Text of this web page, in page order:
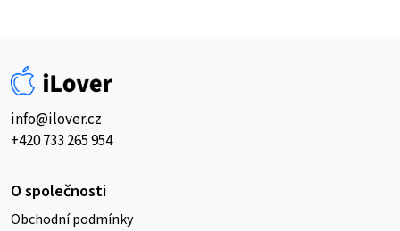
info@ilover.cz
+420 733 265 954
O společnosti
Obchodní podmínky